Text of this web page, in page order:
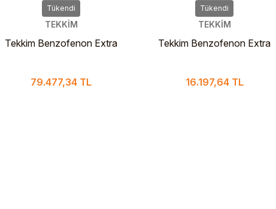
Tükendi
TEKKİM
Tekkim Benzofenon Extra
79.477,34 TL
Tükendi
TEKKİM
Tekkim Benzofenon Extra
16.197,64 TL